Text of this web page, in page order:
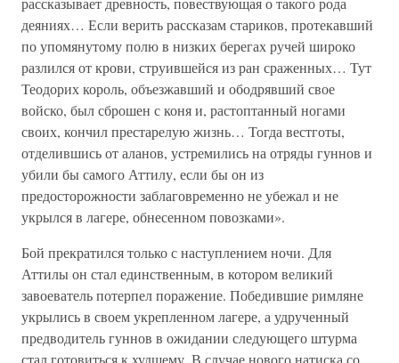
деяниях… Если верить рассказам стариков, протекавший
по упомянутому полю в низких берегах ручей широко
разлился от крови, струившейся из ран сраженных… Тут
Теодорих король, объезжавший и ободрявший свое
войско, был сброшен с коня и, растоптанный ногами
своих, кончил престарелую жизнь… Тогда вестготы,
отделившись от аланов, устремились на отряды гуннов и
убили бы самого Аттилу, если бы он из
предосторожности заблаговременно не убежал и не
укрылся в лагере, обнесенном повозками».
Бой прекратился только с наступлением ночи. Для
Аттилы он стал единственным, в котором великий
завоеватель потерпел поражение. Победившие римляне
укрылись в своем укрепленном лагере, а удрученный
предводитель гуннов в ожидании следующего штурма
стал готовиться к худшему. В случае нового натиска со